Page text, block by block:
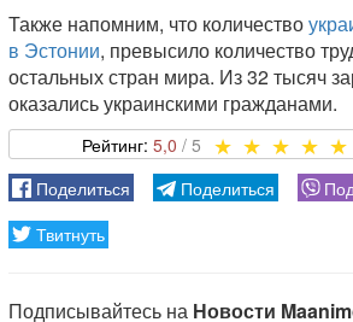
Также напомним, что количество
в Эстонии, превысило количество
остальных стран мира. Из 32 тысяч
оказались украинскими гражданами.
5,0